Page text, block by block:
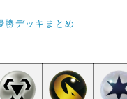
勝デッキまとめ